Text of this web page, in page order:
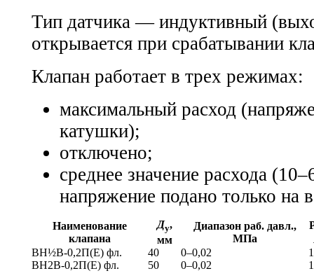
Тип датчика — индуктивный
открывается при срабатывании
Клапан работает в трех режимах:
максимальный расход
катушки);
отключено;
среднее значение расхода
напряжение подано только
Наименование
клапана
Ду,
мм
Диапазон раб. давл.,
МПа
ВН½В-0,2П(Е) фл.
40 0–0,02
ВН2В-0,2П(Е) фл.
50 0–0,02